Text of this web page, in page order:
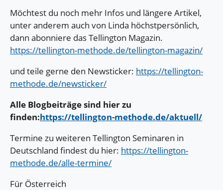
Möchtest du noch mehr Infos und längere Artikel,
unter anderem auch von Linda höchstpersönlich,
dann abonniere das Tellington Magazin.
https://tellington-methode.de/tellington-magazin/
und teile gerne den Newsticker: https://tellington-
methode.de/newsticker/
Alle Blogbeiträge sind hier zu
finden:https://tellington-methode.de/aktuell/
Termine zu weiteren Tellington Seminaren in
Deutschland findest du hier: https://tellington-
methode.de/alle-termine/
Für Österreich